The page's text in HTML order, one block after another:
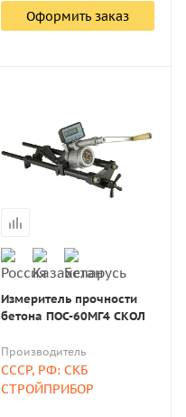
Оформить заказ
Измеритель прочности
бетона ПОС-60МГ4 СКОЛ
Производитель
СССР, РФ: СКБ
СТРОЙПРИБОР